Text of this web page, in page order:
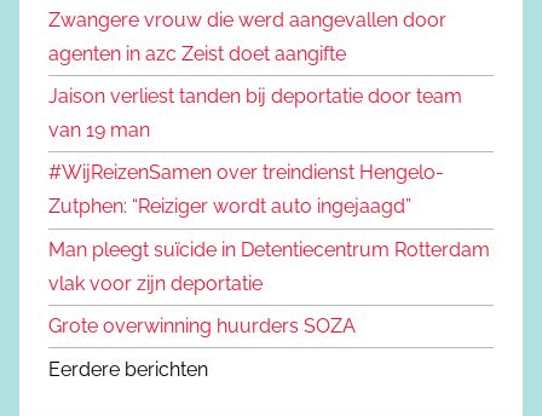
Zwangere vrouw die werd aangevallen door
agenten in azc Zeist doet aangifte
Jaison verliest tanden bij deportatie door team
van 19 man
#WijReizenSamen over treindienst Hengelo-
Zutphen: “Reiziger wordt auto ingejaagd”
Man pleegt suïcide in Detentiecentrum Rotterdam
vlak voor zijn deportatie
Grote overwinning huurders SOZA
Eerdere berichten